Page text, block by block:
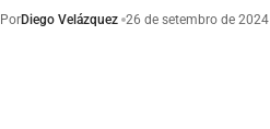
PorDiego Velázquez 26 de setembro de 2024